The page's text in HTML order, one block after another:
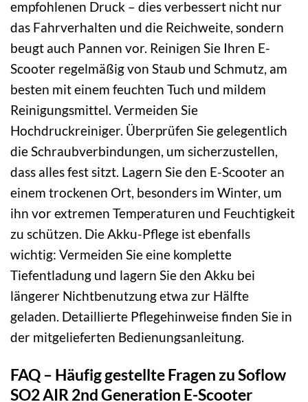
empfohlenen Druck – dies verbessert nicht nur
das Fahrverhalten und die Reichweite, sondern
beugt auch Pannen vor. Reinigen Sie Ihren E-
Scooter regelmäßig von Staub und Schmutz, am
besten mit einem feuchten Tuch und mildem
Reinigungsmittel. Vermeiden Sie
Hochdruckreiniger. Überprüfen Sie gelegentlich
die Schraubverbindungen, um sicherzustellen,
dass alles fest sitzt. Lagern Sie den E-Scooter an
einem trockenen Ort, besonders im Winter, um
ihn vor extremen Temperaturen und Feuchtigkeit
zu schützen. Die Akku-Pflege ist ebenfalls
wichtig: Vermeiden Sie eine komplette
Tiefentladung und lagern Sie den Akku bei
längerer Nichtbenutzung etwa zur Hälfte
geladen. Detaillierte Pflegehinweise finden Sie in
der mitgelieferten Bedienungsanleitung.
FAQ – Häufig gestellte Fragen zu Soflow
SO2 AIR 2nd Generation E-Scooter